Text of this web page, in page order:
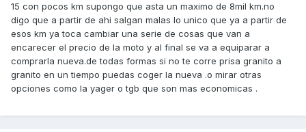
15 con pocos km supongo que asta un maximo de 8mil km.no
digo que a partir de ahi salgan malas lo unico que ya a partir de
esos km ya toca cambiar una serie de cosas que van a
encarecer el precio de la moto y al final se va a equiparar a
comprarla nueva.de todas formas si no te corre prisa granito a
granito en un tiempo puedas coger la nueva .o mirar otras
opciones como la yager o tgb que son mas economicas .